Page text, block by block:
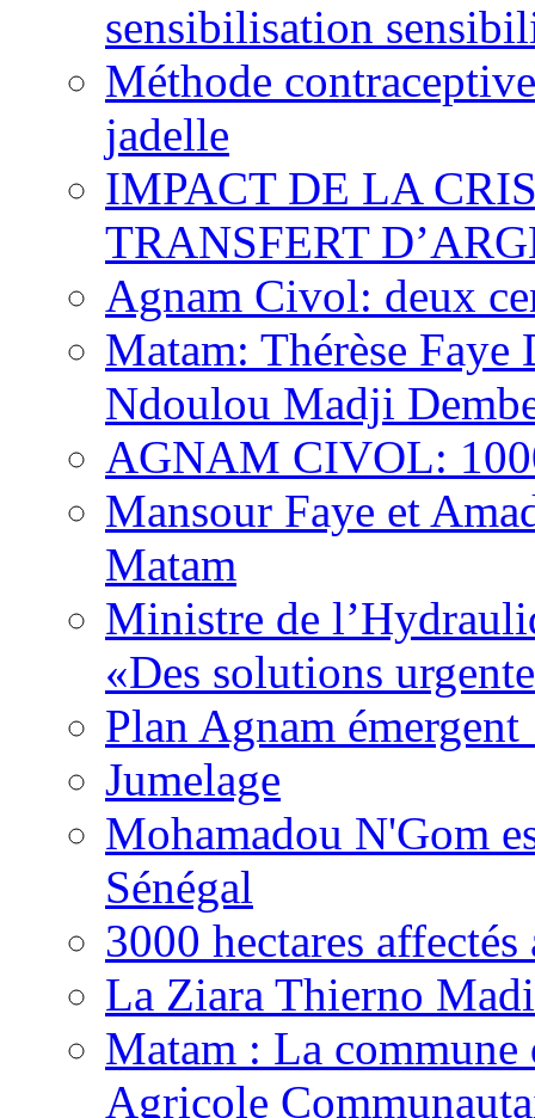
sensibilisation
Méthode
jadelle
IMPACT DE LA
TRANSFERT
Agnam Civol: deux
Matam: Thérèse
Ndoulou Madji
AGNAM CIVOL:
Mansour Faye et
Matam
Ministre de
«Des solutions
Plan Agnam
Jumelage
Mohamadou N'Gom
Sénégal
3000 hectares
La Ziara Thierno
Matam : La
Agricole